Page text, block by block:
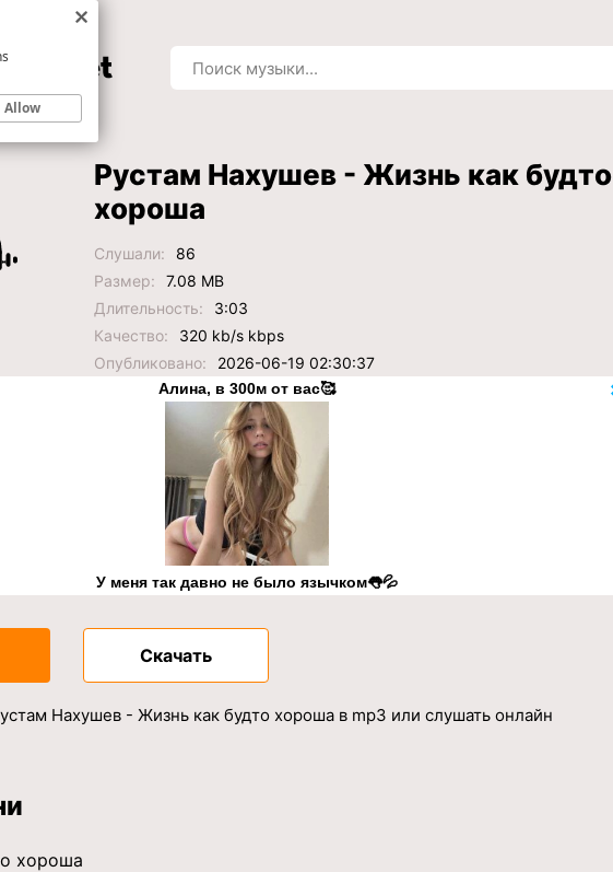
Рустам Нахушев - Жизнь как будто
хороша
Слушали:
86
Размер:
7.08 MB
Длительность:
3:03
Качество:
320 kb/s kbps
Опубликовано:
2026-06-19 02:30:37
Алина, в 300м от вас🥰
У меня так давно не было язычком👅💦
Скачать
Нахушев - Жизнь как будто хороша в mp3 или слушать онлайн
хороша
Allow